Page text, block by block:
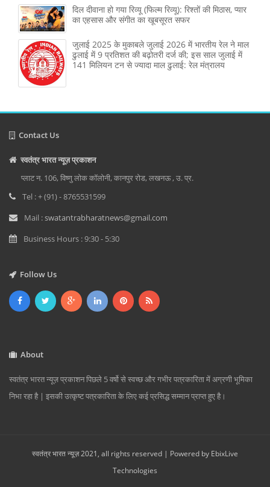
दिल दीवाना हो गया रिव्यू (फिल्म रिव्यू): रिश्तों की मिठास, प्यार
का एहसास और संगीत का खूबसूरत सफर
जुलाई 2025 के मुकाबले जुलाई 2026 में भारतीय रेल ने माल
ढुलाई में 9 प्रतिशत की बढ़ोतरी दर्ज की; इस साल जुलाई में
141 मिलियन टन से ज्‍यादा माल ढुलाई: रेल मंत्रालय
Contact Us
स्वतंत्र भारत न्यूज़ प्रकाशन
प्लाट न. 106, विष्णु लोक कॉलोनी, कानपुर रोड, लखनऊ , उ. प्र.
Tel : + (91) - 8765531599
Mail :swatantrabharatnews@gmail.com
Business Hours : 9:30 - 5:30
Follow Us
About
स्वतंत्र भारत न्यूज़ प्रकाशन पिछले 5 वर्षो से स्वच्छ और गभीर पत्रकारिता में अग्रणी भूमिका
निभा रहा है | इसकी उत्कृष्ट पत्रकारिता के लिए कई प्रसिद्ध सम्मान प्राप्त हुए है।
स्वतंत्र भारत न्यूज़ 2021, all rights reserved | Powered by EbixLive
Technologies